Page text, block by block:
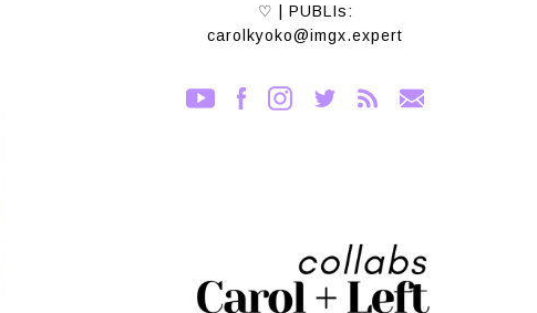
♡ | PUBLIs:
carolkyoko@imgx.expert